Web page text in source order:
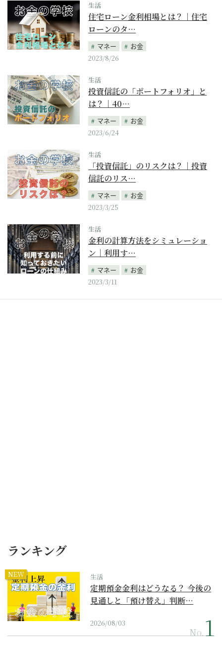
生活
住宅ローン金利相場とは？｜住宅
ローンのタ…
マネー
お金
2023/8/26
生活
投資信託の「ポートフォリオ」と
は？｜40…
マネー
お金
2023/6/24
生活
「投資信託」のリスクは？｜投資
信託のリス…
マネー
お金
2023/3/25
生活
金利の計算方法をシミュレーショ
ン｜利用す…
マネー
お金
2023/3/11
ランキング
NEW 生活
定期預金金利はどうなる？ 今後の
見通しと「預け替え」判断…
2026/08/03
No.